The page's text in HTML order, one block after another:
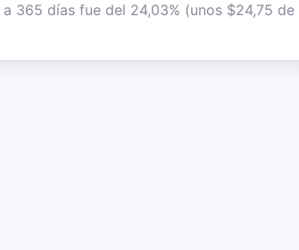
365 días fue del 24,03% (unos $24,75 de